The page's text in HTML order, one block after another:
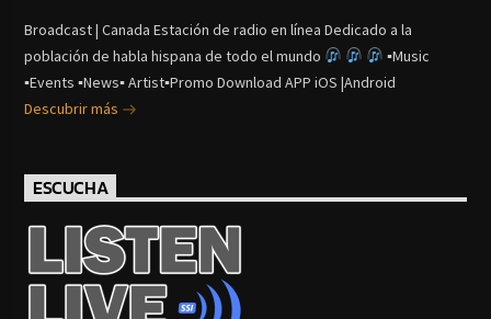
Broadcast | Canada Estación de radio en línea Dedicado a la
población de habla hispana de todo el mundo
▪Music
▪Events ▪News▪ Artist▪Promo Download APP iOS |Android
Descubrir más
ESCUCHA